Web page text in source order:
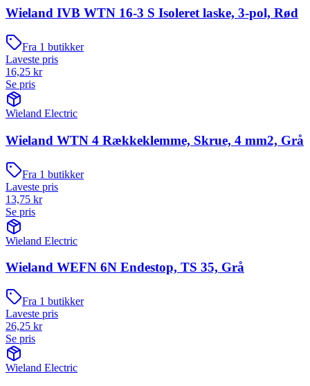
Wieland IVB WTN 16-3 S Isoleret laske, 3-pol, Rød
Fra 1 butikker
Laveste pris
16,25 kr
Se pris
Wieland Electric
Wieland WTN 4 Rækkeklemme, Skrue, 4 mm2, Grå
Fra 1 butikker
Laveste pris
13,75 kr
Se pris
Wieland Electric
Wieland WEFN 6N Endestop, TS 35, Grå
Fra 1 butikker
Laveste pris
26,25 kr
Se pris
Wieland Electric